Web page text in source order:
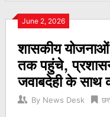
June 2, 2026
शासकीय योजनाओं
तक पहुंचे,
जवाबदेही के साथ
By News Desk